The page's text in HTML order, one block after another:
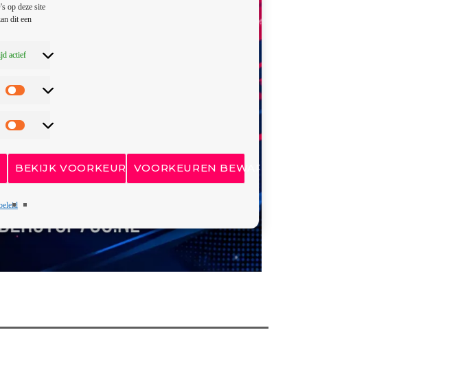
op deze site
dit een
actief
BEKIJK VOORKEURENVOORKEUREN BEWAREN